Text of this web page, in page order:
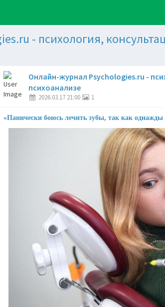
- психология,
Онлайн-журнал Psychologies.ru -
психоанализе
2026.03.17 21:00 1
«Панически боюсь лечить зубы, так как однажды